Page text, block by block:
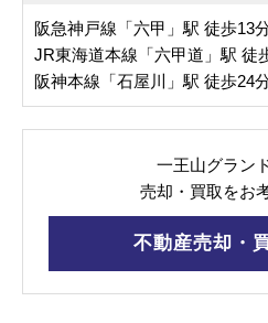
阪急神戸線「六甲」駅 徒歩13
JR東海道本線「六甲道」駅 徒
阪神本線「石屋川」駅 徒歩24
一王山グラン
売却・買取をお
不動産売却・